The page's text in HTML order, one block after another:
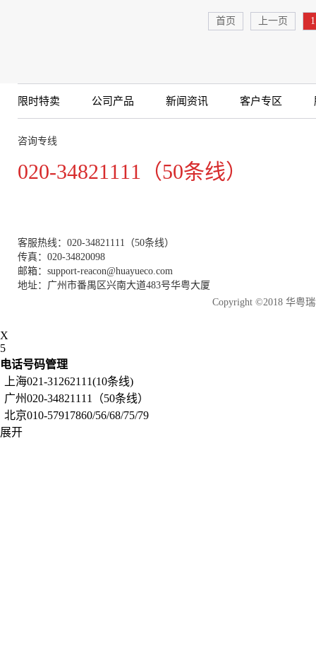
首页 上一页 1
限时特卖 公司产品 新闻资讯 客户专区
咨询专线
020-34821111（50条线）
客服热线：020-34821111（50条线）
传真：020-34820098
邮箱：support-reacon@huayueco.com
地址：广州市番禺区兴南大道483号华粤大厦
Copyright ©2018 华粤
X
5
电话号码管理
上海021-31262111(10条线)
广州020-34821111（50条线）
北京010-57917860/56/68/75/79
展开